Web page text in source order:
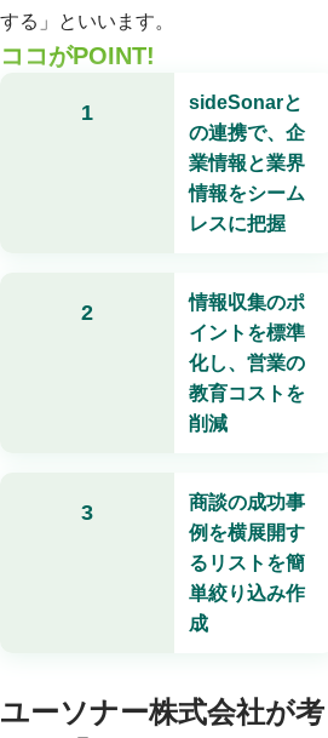
する」といいます。
ココがPOINT!
1
sideSonarと
の連携で、企
業情報と業界
情報をシーム
レスに把握
2
情報収集のポ
イントを標準
化し、営業の
教育コストを
削減
3
商談の成功事
例を横展開す
るリストを簡
単絞り込み作
成
ユーソナー株式会社が考